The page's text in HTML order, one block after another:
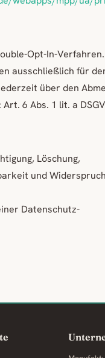
Opt-In-
ausschließlich für
über den
6 Abs. 1 lit. a
Löschung,
und
Datenschutz-